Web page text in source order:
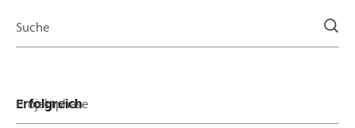
Suche
Projektphase